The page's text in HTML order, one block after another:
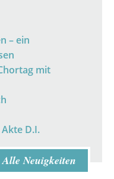
– ein
mit
D.I.
Alle Neuigkeiten